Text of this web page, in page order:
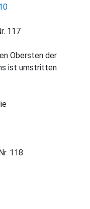
117
Obersten der
ist umstritten
118